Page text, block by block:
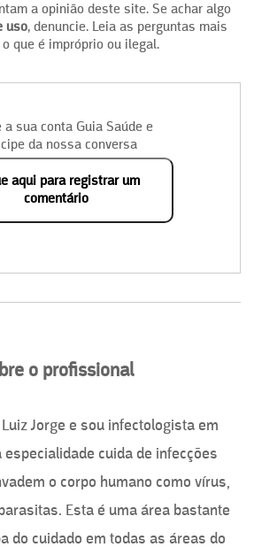
a opinião deste site. Se achar algo
uso, denuncie. Leia as perguntas mais
que é impróprio ou ilegal.
a sua conta Guia Saúde e
da nossa conversa
aqui para registrar um
comentário
o profissional
Jorge e sou infectologista em
especialidade cuida de infecções
o corpo humano como vírus,
Esta é uma área bastante
do cuidado em todas as áreas do